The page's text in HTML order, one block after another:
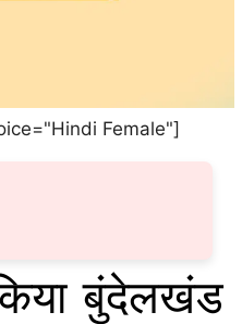
Female"]
बुंदेलखंड